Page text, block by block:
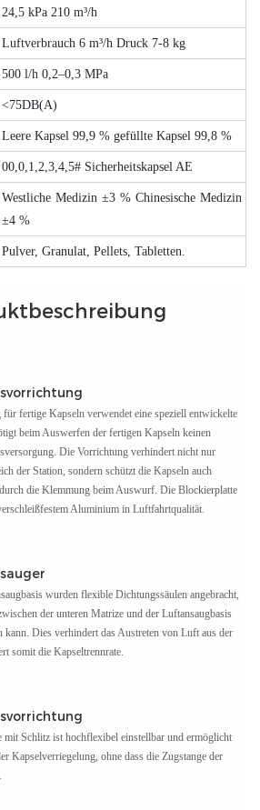
24,5 kPa 210 m³/h
Luftverbrauch 6 m³/h Druck 7-8 kg
500 l/h 0,2–0,3 MPa
<75DB(A)
Leere Kapsel 99,9 % gefüllte Kapsel 99,8 %
00,0,1,2,3,4,5# Sicherheitskapsel AE
Westliche Medizin ±3 % Chinesische Medizin
±4 %
Pulver, Granulat, Pellets, Tabletten.
fertige Kapseln verwendet eine speziell entwickelte
beim Auswerfen der fertigen Kapseln keinen
Die Vorrichtung verhindert nicht nur
der Station, sondern schützt die Kapseln auch
die Klemmung beim Auswurf. Die Blockierplatte
Aluminium in Luftfahrtqualität.
wurden flexible Dichtungssäulen angebracht,
der unteren Matrize und der Luftansaugbasis
kann. Dies verhindert das Austreten von Luft aus der
somit die Kapseltrennrate.
mit Schlitz ist hochflexibel einstellbar und ermöglicht
Kapselverriegelung, ohne dass die Zugstange der